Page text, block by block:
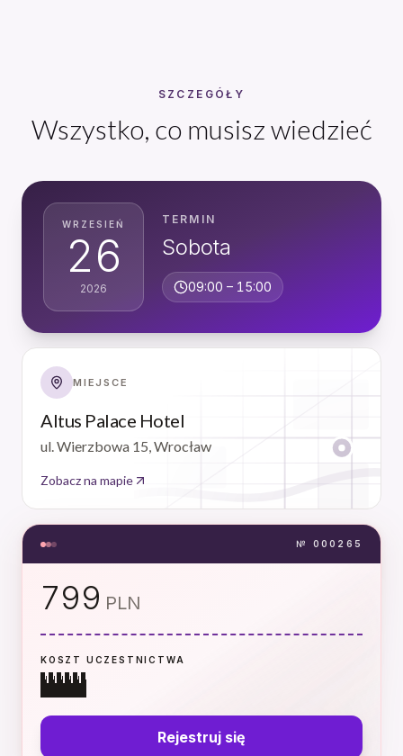
SZCZEGÓŁY
Wszystko, co musisz wiedzieć
WRZESIEŃ
26
2026
TERMIN
Sobota
09:00 – 15:00
MIEJSCE
Altus Palace Hotel
ul. Wierzbowa 15, Wrocław
Zobacz na mapie
№ 000265
799 PLN
KOSZT UCZESTNICTWA
Rejestruj się